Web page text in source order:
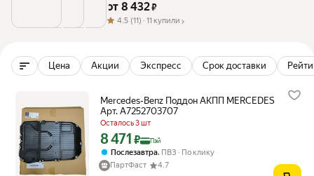
от 8 432 ₽
4.5 (11) · 11 купили
Цена Акции Экспресс Срок доставки
Mercedes-Benz Поддон АКПП MERCEDES
Арт. A7252703707
Осталось 3 шт
Цена с картой Яндекс Пэй 8471 ₽ вместо
8 471 ₽ Пэй
Послезавтра, ПВЗ
По клику
ПартФаст
4.7